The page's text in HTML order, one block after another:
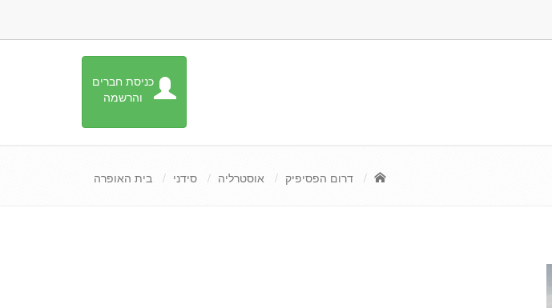
כניסת חברים
והרשמה
דרום הפסיפיק אוסטרליה סידני בית האופרה